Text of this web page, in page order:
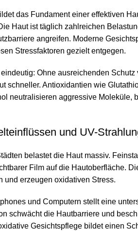
das Fundament einer effektiven
Haut ist täglich zahlreichen
angreifen. Moderne
Stressfaktoren gezielt entgegen.
Ohne ausreichenden Schutz
schneller. Antioxidantien wie
neutralisieren aggressive Moleküle,
und UV-
belastet die Haut massiv.
Film auf die Hautoberfläche.
und erzeugen oxidativen Stress.
und Computern stellt eine
schwächt die Hautbarriere und
Gesichtspflege bildet einen